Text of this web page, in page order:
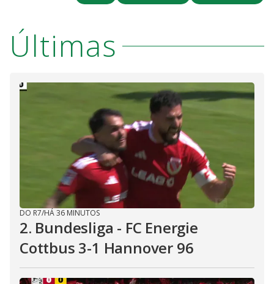
Últimas
DO R7/HÁ 36 MINUTOS
2. Bundesliga - FC Energie
Cottbus 3-1 Hannover 96